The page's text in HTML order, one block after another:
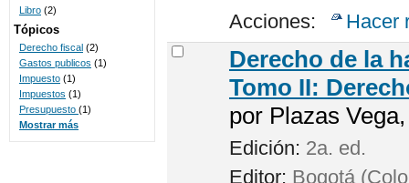
Acciones: Hacer
Derecho de la
Tomo II:
por Plazas
Edición: 2a. ed.
Editor: Bogotá
Libro (2)
Tópicos
Derecho fiscal (2)
Gastos publicos (1)
Impuesto (1)
Impuestos (1)
Presupuesto (1)
Mostrar más